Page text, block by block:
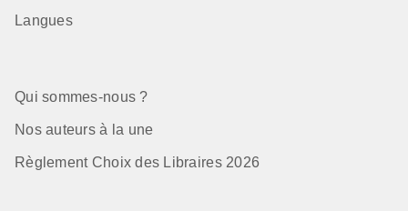
Langues
Qui sommes-nous ?
Nos auteurs à la une
Règlement Choix des Libraires 2026